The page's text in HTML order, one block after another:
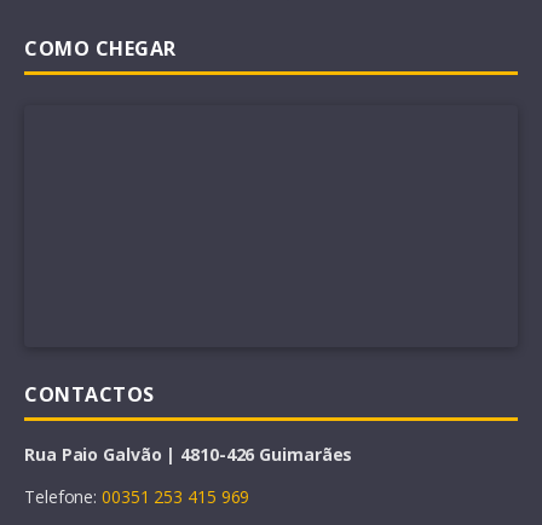
COMO CHEGAR
CONTACTOS
Rua Paio Galvão | 4810-426 Guimarães
Telefone:00351 253 415 969